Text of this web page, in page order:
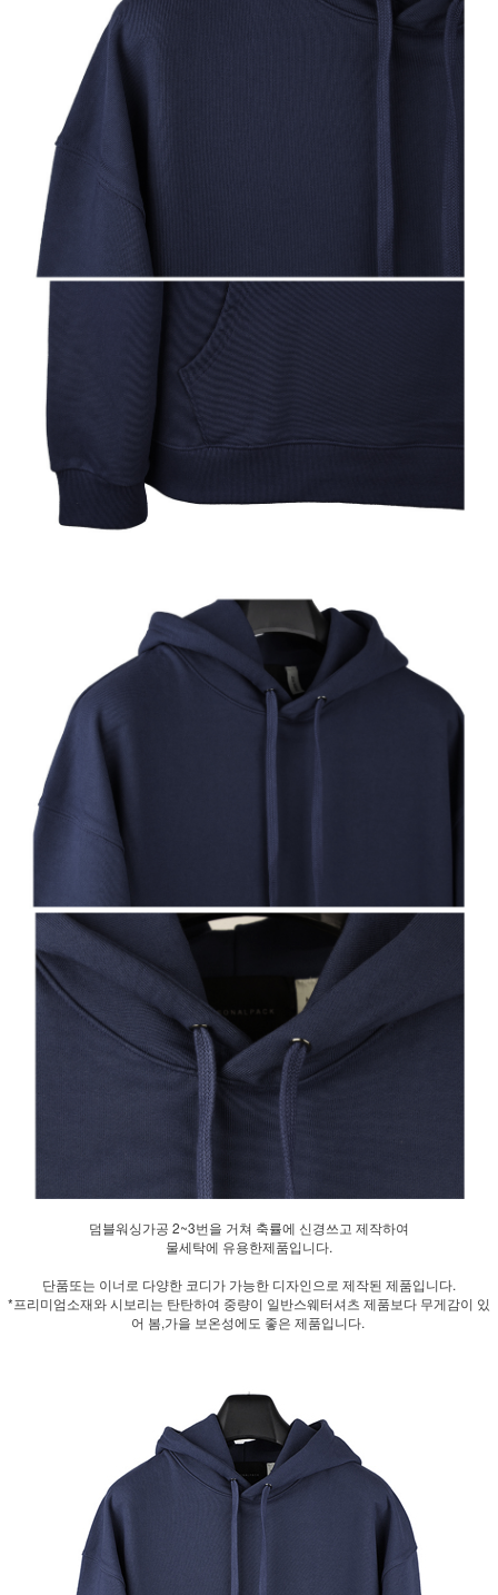
덤블워싱가공 2~3번을 거쳐 축률에 신경쓰고 제작하여
물세탁에 유용한제품입니다.
단품또는 이너로 다양한 코디가 가능한 디자인으로 제작된 제품입니다.
*프리미엄소재와 시보리는 탄탄하여 중량이 일반스웨터셔츠 제품보다 무게감이 있
어 봄,가을 보온성에도 좋은 제품입니다.